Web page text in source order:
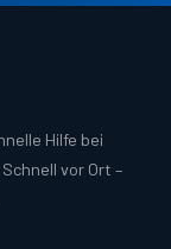
Hilfe bei
vor Ort –